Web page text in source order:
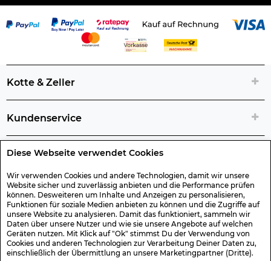
Diese Webseite verwendet Cookies
Wir verwenden Cookies und andere Technologien, damit wir unsere
Website sicher und zuverlässig anbieten und die Performance prüfen
können. Desweiteren um Inhalte und Anzeigen zu personalisieren,
Funktionen für soziale Medien anbieten zu können und die Zugriffe auf
unsere Website zu analysieren. Damit das funktioniert, sammeln wir
Daten über unsere Nutzer und wie sie unsere Angebote auf welchen
Geräten nutzen. Mit Klick auf "Ok" stimmst Du der Verwendung von
Cookies und anderen Technologien zur Verarbeitung Deiner Daten zu,
einschließlich der Übermittlung an unsere Marketingpartner (Dritte).
Kotte & Zeller
Kundenservice
Rechtliche Artikelinfos
Geschenk-Gutscheine
Versand & Rücksendung